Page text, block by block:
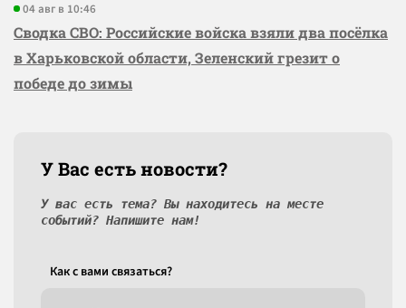
04 авг в 10:46
Сводка СВО: Российские войска взяли два посёлка
в Харьковской области, Зеленский грезит о
победе до зимы
У Вас есть новости?
У вас есть тема? Вы находитесь на месте
событий? Напишите нам!
Как c вами связаться?